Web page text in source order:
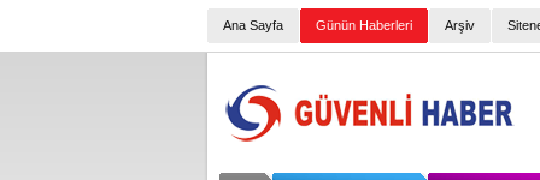
Ana Sayfa Günün Haberleri Arşiv